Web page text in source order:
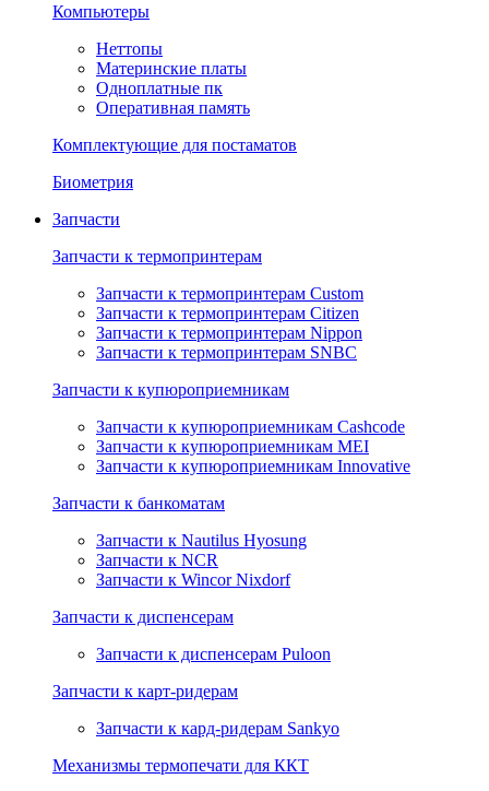
Компьютеры
Неттопы
Материнские платы
Одноплатные пк
Оперативная память
Комплектующие для постаматов
Биометрия
Запчасти
Запчасти к термопринтерам
Запчасти к термопринтерам Custom
Запчасти к термопринтерам Citizen
Запчасти к термопринтерам Nippon
Запчасти к термопринтерам SNBC
Запчасти к купюроприемникам
Запчасти к купюроприемникам Cashcode
Запчасти к купюроприемникам MEI
Запчасти к купюроприемникам Innovative
Запчасти к банкоматам
Запчасти к Nautilus Hyosung
Запчасти к NCR
Запчасти к Wincor Nixdorf
Запчасти к диспенсерам
Запчасти к диспенсерам Puloon
Запчасти к карт-ридерам
Запчасти к кард-ридерам Sankyo
Механизмы термопечати для ККТ